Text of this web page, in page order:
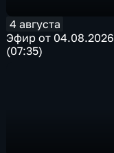
4 августа
Эфир от 04.08.2026
(07:35)